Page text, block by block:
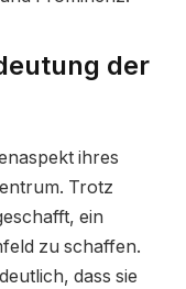
der
ihres
Trotz
ein
zu schaffen.
dass sie